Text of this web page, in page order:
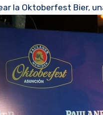
la Oktoberfest Bier,